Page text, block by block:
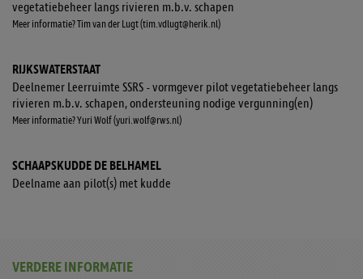
vegetatiebeheer langs rivieren m.b.v. schapen
Meer informatie? Tim van der Lugt (tim.vdlugt@herik.nl)
RIJKSWATERSTAAT
Deelnemer Leerruimte SSRS - vormgever pilot vegetatiebeheer langs
rivieren m.b.v. schapen, ondersteuning nodige vergunning(en)
Meer informatie? Yuri Wolf (yuri.wolf@rws.nl)
SCHAAPSKUDDE DE BELHAMEL
Deelname aan pilot(s) met kudde
VERDERE INFORMATIE